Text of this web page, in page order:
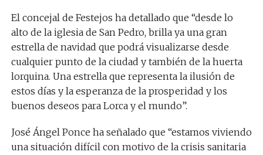
El concejal de Festejos ha detallado que “desde lo
alto de la iglesia de San Pedro, brilla ya una gran
estrella de navidad que podrá visualizarse desde
cualquier punto de la ciudad y también de la huerta
lorquina. Una estrella que representa la ilusión de
estos días y la esperanza de la prosperidad y los
buenos deseos para Lorca y el mundo”.
José Ángel Ponce ha señalado que “estamos viviendo
una situación difícil con motivo de la crisis sanitaria